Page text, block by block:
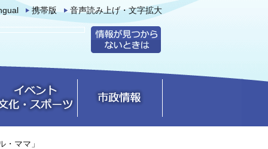
携帯版 音声読み上げ・文字拡大
・ママ」